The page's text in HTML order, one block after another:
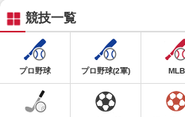
競技一覧
プロ野球 プロ野球(2軍) MLB